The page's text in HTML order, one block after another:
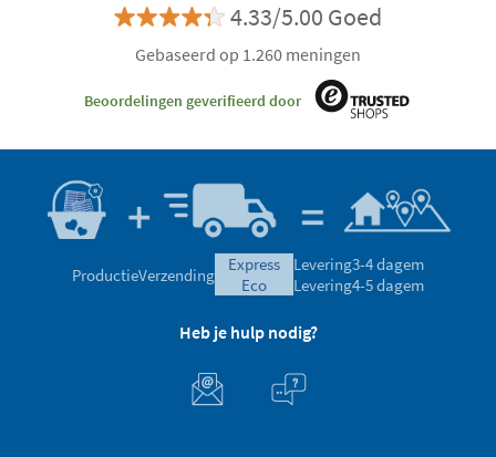
4.33/5.00 Goed
Gebaseerd op 1.260 meningen
Beoordelingen geverifieerd door
ProductieVerzending
express
eco
Levering3-4 dagem
Levering4-5 dagem
Heb je hulp nodig?